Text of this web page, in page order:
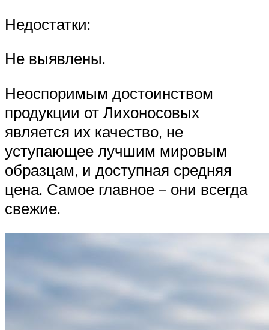
Недостатки:
Не выявлены.
Неоспоримым достоинством
продукции от Лихоносовых
является их качество, не
уступающее лучшим мировым
образцам, и доступная средняя
цена. Самое главное – они всегда
свежие.